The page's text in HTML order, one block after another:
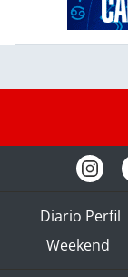
Diario Perfil
Weekend